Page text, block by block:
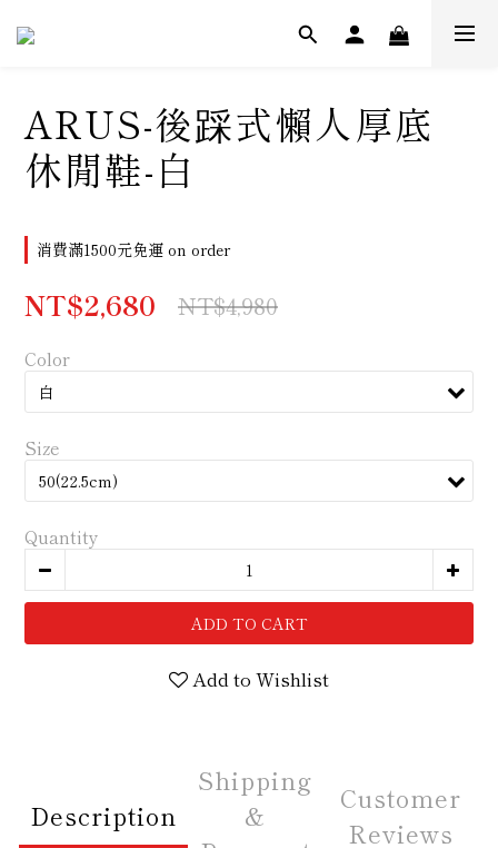
ARUS-後踩式懶人厚底
休閒鞋-白
消費滿1500元免運 on order
NT$2,680 NT$4,980
Color
Size
Quantity
ADD TO CART
Add to Wishlist
Description
Shipping
&
Customer
Reviews